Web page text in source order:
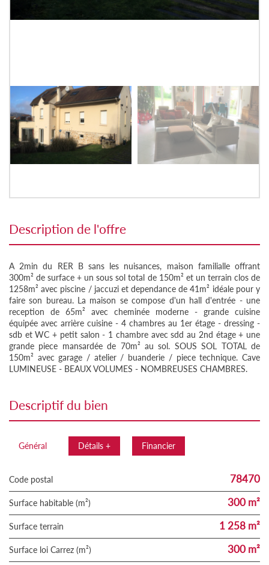
description de l'offre
A 2min du RER B sans les nuisances, maison familialle offrant
300m² de surface + un sous sol total de 150m² et un terrain clos de
1258m² avec piscine / jaccuzi et dependance de 41m² idéale pour y
faire son bureau. La maison se compose d'un hall d'entrée - une
reception de 65m² avec cheminée moderne - grande cuisine
équipée avec arrière cuisine - 4 chambres au 1er étage - dressing -
sdb et WC + petit salon - 1 chambre avec sdd au 2nd étage + une
grande piece mansardée de 70m² au sol. SOUS SOL TOTAL de
150m² avec garage / atelier / buanderie / piece technique. Cave
LUMINEUSE - BEAUX VOLUMES - NOMBREUSES CHAMBRES.
descriptif du bien
Général Détails + Financier
Code postal 78470
Surface habitable (m²) 300 m²
surface terrain 1 258 m²
Surface loi Carrez (m²) 300 m²